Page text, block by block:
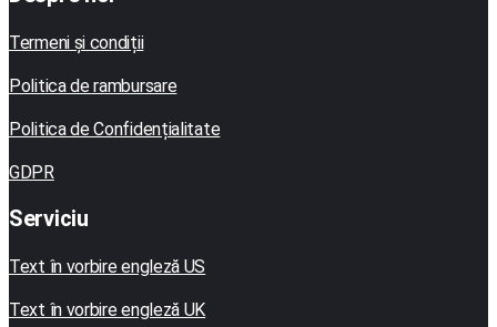
Termeni și condiții
Politica de rambursare
Politica de Confidențialitate
GDPR
Serviciu
Text în vorbire engleză US
Text în vorbire engleză UK